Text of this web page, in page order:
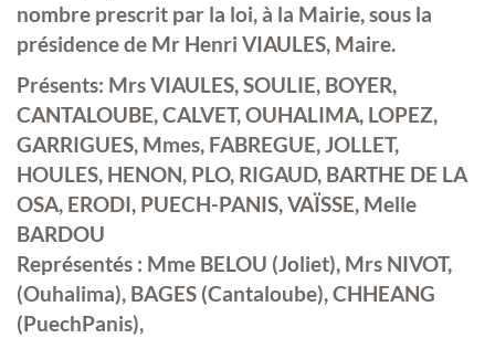
nombre prescrit par la loi, à la Mairie, sous la
présidence de Mr Henri VIAULES, Maire.
Présents: Mrs VIAULES, SOULIE, BOYER,
CANTALOUBE, CALVET, OUHALIMA, LOPEZ,
GARRIGUES, Mmes, FABREGUE, JOLLET,
HOULES, HENON, PLO, RIGAUD, BARTHE DE LA
OSA, ERODI, PUECH-PANIS, VAÏSSE, Melle
BARDOU
Représentés : Mme BELOU (Joliet), Mrs NIVOT,
(Ouhalima), BAGES (Cantaloube), CHHEANG
(PuechPanis),